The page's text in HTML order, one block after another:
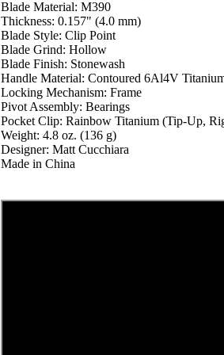
Blade Material: M390
Thickness: 0.157" (4.0 mm)
Blade Style: Clip Point
Blade Grind: Hollow
Blade Finish: Stonewash
Handle Material: Contoured 6Al4V
Locking Mechanism: Frame
Pivot Assembly: Bearings
Pocket Clip: Rainbow Titanium (Tip-Up,
Weight: 4.8 oz. (136 g)
Designer: Matt Cucchiara
Made in China